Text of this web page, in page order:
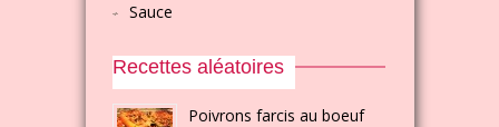
Sauce
Recettes aléatoires
Poivrons farcis au boeuf